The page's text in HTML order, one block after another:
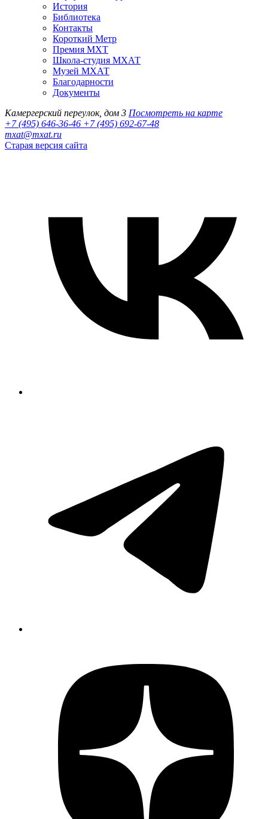
История
Библиотека
Контакты
Короткий Метр
Премия МХТ
Школа-студия МХАТ
Музей МХАТ
Благодарности
Документы
Камергерский переулок, дом 3 Посмотреть на карте
+7 (495) 646-36-46 +7 (495) 692-67-48‬
mxat@mxat.ru
Старая версия сайта